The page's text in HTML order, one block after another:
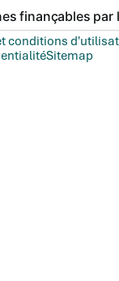
finançables
conditions
Sitemap